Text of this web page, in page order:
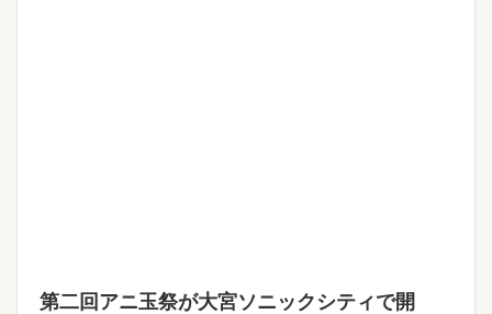
第二回アニ玉祭が大宮ソニックシティで開